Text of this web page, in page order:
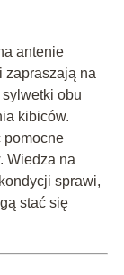
antenie
zapraszają na
obu
kibiców.
pomocne
Wiedza na
sprawi,
stać się